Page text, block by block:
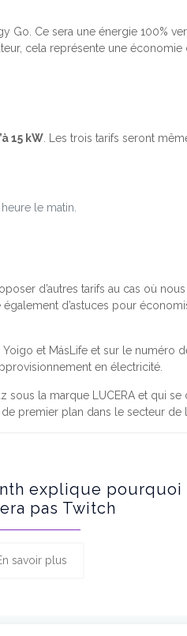
Go. Ce sera une énergie 100%
cela représente une économie
15 kW . Les trois tarifs seront
le matin.
d’autres tarifs au cas où nous
d’astuces pour
et MásLife et sur le numéro
en électricité.
sous la marque LUCERA et qui se
premier plan dans le secteur de
explique pourquoi
pas Twitch
savoir plus